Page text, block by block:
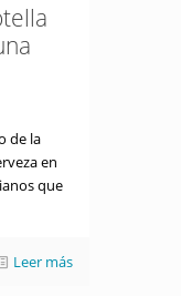
de la
en
que
Leer más